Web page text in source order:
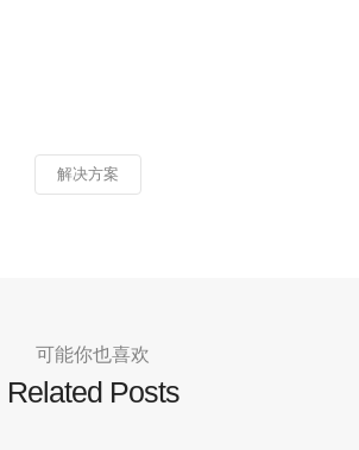
解决方案
可能你也喜欢
Related Posts